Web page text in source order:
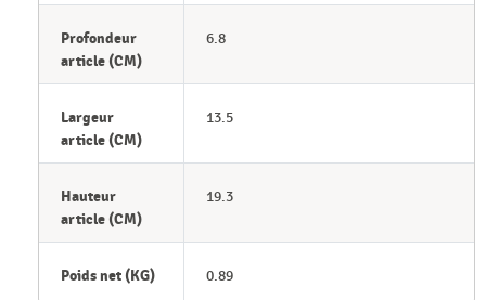
Profondeur
article (CM)
6.8
Largeur
article (CM)
13.5
Hauteur
article (CM)
19.3
Poids net (KG) 0.89